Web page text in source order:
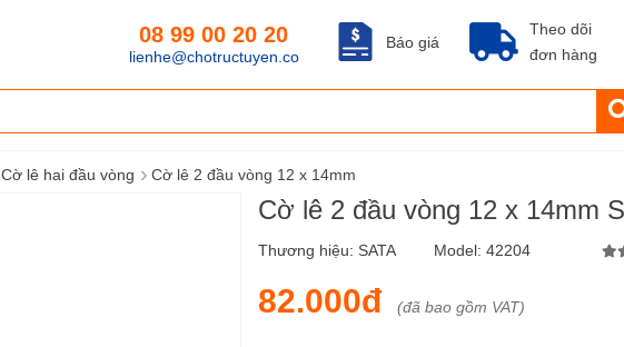
Theo dõi
đơn hàng
Báo giá
08 99 00 20 20
lienhe@chotructuyen.co
Cờ lê hai đầu vòng › Cờ lê 2 đầu vòng 12 x 14mm
Cờ lê 2 đầu vòng 12 x 14mm
Thương hiệu: SATA Model: 42204
82.000đ (đã bao gồm VAT)